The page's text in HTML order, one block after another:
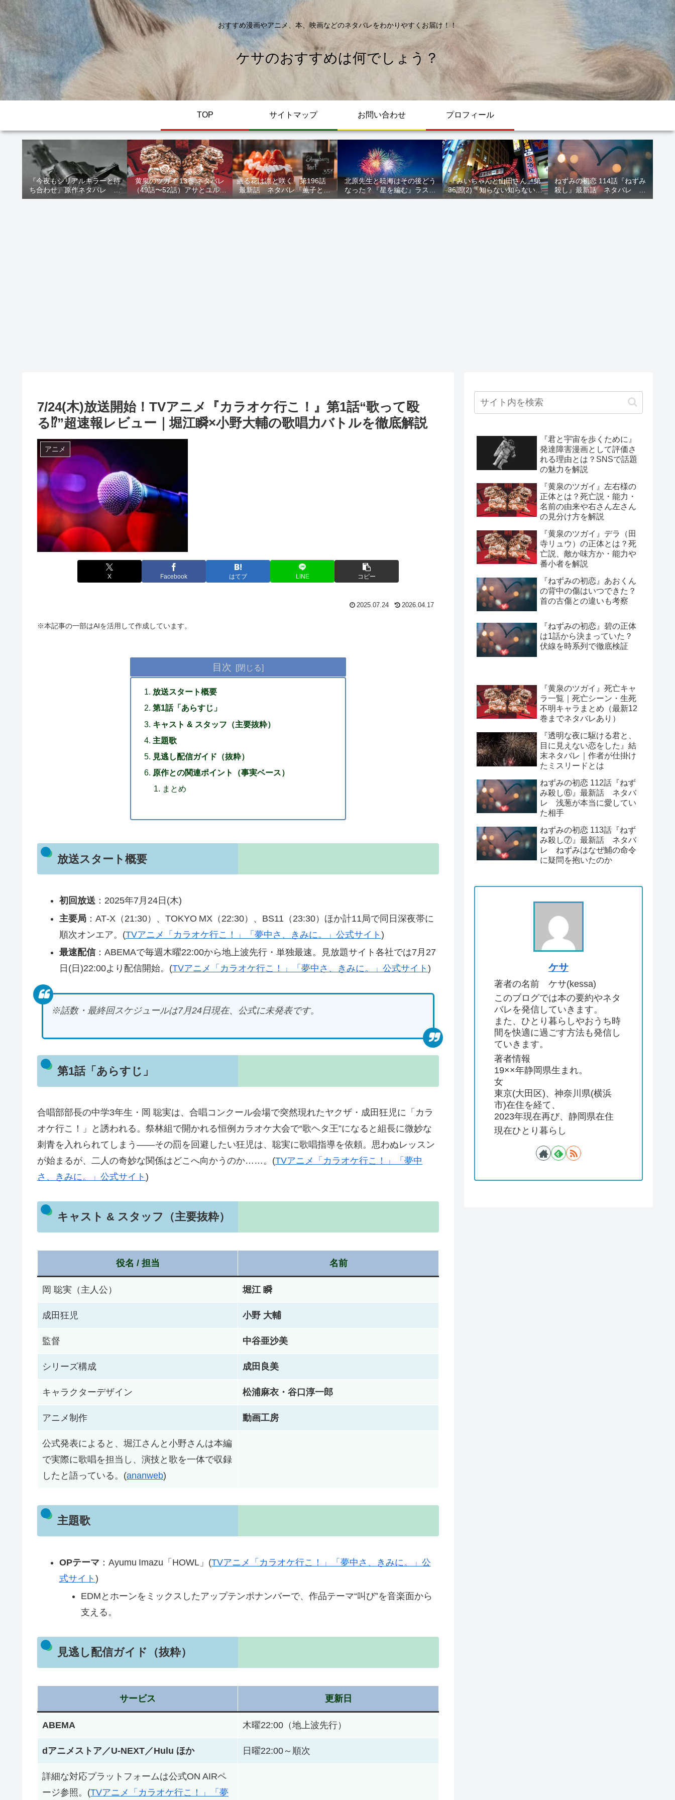
おすすめ漫画やアニメ、本、映画などのネタバレをわかりやすくお届け！！
ケサのおすすめは何でしょう？
TOP サイトマップ お問い合わせ プロフィール
『今夜もシリアルキラーと待
ち合わせ』原作ネタバレ 断
髪オブジェ殺人事件 犯人の
黄泉のツガイ 13巻 ネタバレ
（49話〜52話）アサとユルが
家出！西ノ村の真実とヒカル
薫る花は凛と咲く 第196話
最新話 ネタバレ『薫子とま
どか』
北原先生と暁海はその後どう
なった？『星を編む』ラスト
をネタバレ解説
『みいちゃんと山田さん』第
36話(2)『知らない知らない知
らない』最新話 ネタバレ 犯
ねずみの初恋 114話『ねずみ
殺し』最新話 ネタバレ 水
鳥死亡 鯆を殺すか
7/24(木)放送開始！TVアニメ『カラオケ行こ！』第1話“歌って殴
る⁉”超速報レビュー｜堀江瞬×小野大輔の歌唱力バトルを徹底解説
アニメ
X Facebook はてブ LINE コピー
2025.07.24 2026.04.17
※本記事の一部はAIを活用して作成しています。
目次
放送スタート概要
第1話「あらすじ」
キャスト & スタッフ（主要抜粋）
主題歌
見逃し配信ガイド（抜粋）
原作との関連ポイント（事実ベース）
まとめ
放送スタート概要
初回放送：2025年7月24日(木)
主要局：AT‑X（21:30）、TOKYO MX（22:30）、BS11（23:30）ほか計11局で同日深夜帯に
順次オンエア。(TVアニメ「カラオケ行こ！」「夢中さ、きみに。」公式サイト )
最速配信：ABEMAで毎週木曜22:00から地上波先行・単独最速。見放題サイト各社では7月27
日(日)22:00より配信開始。(TVアニメ「カラオケ行こ！」「夢中さ、きみに。」公式サイト )
※話数・最終回スケジュールは7月24日現在、公式に未発表です。
第1話「あらすじ」
合唱部部長の中学3年生・岡 聡実は、合唱コンクール会場で突然現れたヤクザ・成田狂児に「カラ
オケ行こ！」と誘われる。祭林組で開かれる恒例カラオケ大会で“歌ヘタ王”になると組長に微妙な
刺青を入れられてしまう――その罰を回避したい狂児は、聡実に歌唱指導を依頼。思わぬレッスン
が始まるが、二人の奇妙な関係はどこへ向かうのか……。(TVアニメ「カラオケ行こ！」「夢中
さ、きみに。」公式サイト )
キャスト & スタッフ（主要抜粋）
役名 / 担当 名前
岡 聡実（主人公） 堀江 瞬
成田狂児 小野 大輔
監督 中谷亜沙美
シリーズ構成 成田良美
キャラクターデザイン 松浦麻衣・谷口淳一郎
アニメ制作 動画工房
公式発表によると、堀江さんと小野さんは本編
で実際に歌唱を担当し、演技と歌を一体で収録
したと語っている。(ananweb)
主題歌
OPテーマ ：Ayumu Imazu「HOWL」(TVアニメ「カラオケ行こ！」「夢中さ、きみに。」公
式サイト )
EDMとホーンをミックスしたアップテンポナンバーで、作品テーマ“叫び”を音楽面から
支える。
見逃し配信ガイド（抜粋）
サービス 更新日
ABEMA 木曜22:00（地上波先行）
dアニメストア／U‑NEXT／Hulu ほか 日曜22:00～順次
詳細な対応プラットフォームは公式ON AIRペ
ージ参照。(TVアニメ「カラオケ行こ！」「夢
『君と宇宙を歩くために』
発達障害漫画として評価さ
れる理由とは？SNSで話題
の魅力を解説
『黄泉のツガイ』左右様の
正体とは？死亡説・能力・
名前の由来や右さん左さん
の見分け方を解説
『黄泉のツガイ』デラ（田
寺リュウ）の正体とは？死
亡説、敵か味方か・能力や
番小者を解説
『ねずみの初恋』あおくん
の背中の傷はいつできた？
首の古傷との違いも考察
『ねずみの初恋』碧の正体
は1話から決まっていた？
伏線を時系列で徹底検証
『黄泉のツガイ』死亡キャ
ラ一覧｜死亡シーン・生死
不明キャラまとめ（最新12
巻までネタバレあり）
『透明な夜に駆ける君と、
目に見えない恋をした』結
末ネタバレ｜作者が仕掛け
たミスリードとは
ねずみの初恋 112話『ねず
み殺し⑥』最新話 ネタバ
レ 浅葱が本当に愛してい
た相手
ねずみの初恋 113話『ねず
み殺し⑦』最新話 ネタバ
レ ねずみはなぜ鯆の命令
に疑問を抱いたのか
ケサ
著者の名前 ケサ(kessa)
このブログでは本の要約やネタ
バレを発信していきます。
また、ひとり暮らしやおうち時
間を快適に過ごす方法も発信し
ていきます。
著者情報
19××年静岡県生まれ。
女
東京(大田区)、神奈川県(横浜
市)在住を経て、
2023年現在再び、静岡県在住
現在ひとり暮らし